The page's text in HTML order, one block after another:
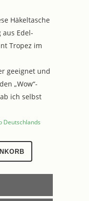
Häkeltasche
Edel-
Tropez im
geeignet und
„Wow“-
ich selbst
Deutschlands